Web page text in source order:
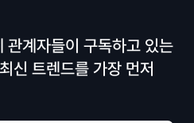
계자들이 구독하고 있는
신 트렌드를 가장 먼저